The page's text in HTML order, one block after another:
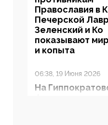
Православия в
Печерской
Зеленский и Ко
показывают
и копыта
06:38, 19 Июня 2026
На